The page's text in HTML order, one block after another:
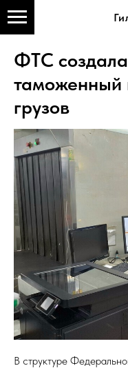
ФТС
таможенный
грузов
В структуре